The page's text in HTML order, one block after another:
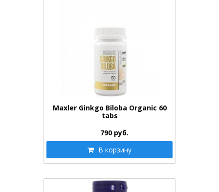
Maxler Ginkgo Biloba Organic 60
tabs
790 руб.
В корзину